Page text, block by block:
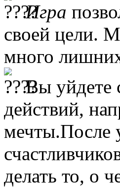
Игра
своей цели.
много
Вы уйдете
действий,
мечты.После
делать то, о